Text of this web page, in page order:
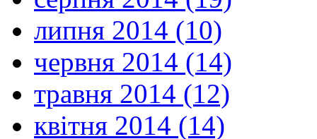
липня 2014 (10)
червня 2014 (14)
травня 2014 (12)
квітня 2014 (14)